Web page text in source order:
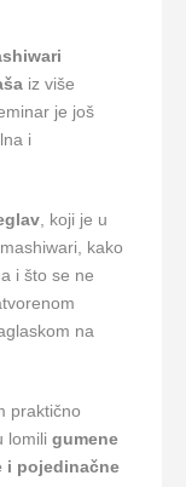
iz više
je još
i
, koji je u
kako
i što se ne
na
praktično
lomili gumene
i pojedinačne